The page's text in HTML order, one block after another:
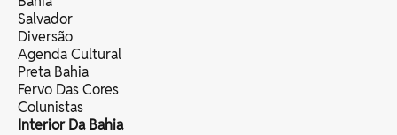
Salvador
Diversão
Agenda Cultural
Preta Bahia
Fervo Das Cores
Colunistas
Interior Da Bahia